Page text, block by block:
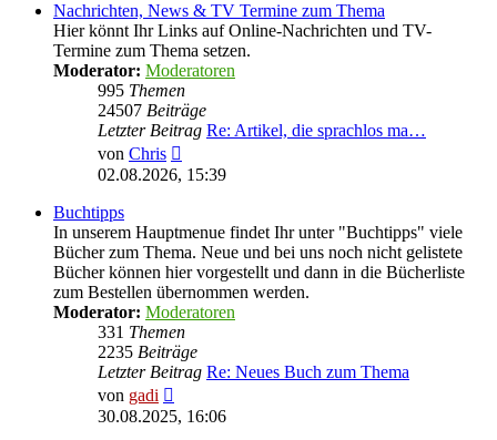
Nachrichten, News & TV Termine zum Thema
Hier könnt Ihr Links auf Online-Nachrichten und TV-
Termine zum Thema setzen.
Moderator: Moderatoren
995 Themen
24507 Beiträge
Letzter Beitrag Re: Artikel, die sprachlos ma…
von Chris
Beitrag
02.08.2026, 15:39
Buchtipps
In unserem Hauptmenue findet Ihr unter "Buchtipps" viele
Bücher zum Thema. Neue und bei uns noch nicht gelistete
Bücher können hier vorgestellt und dann in die Bücherliste
zum Bestellen übernommen werden.
Moderator: Moderatoren
331 Themen
2235 Beiträge
Letzter Beitrag Re: Neues Buch zum Thema
von gadi
Beitrag
30.08.2025, 16:06